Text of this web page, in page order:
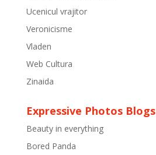
Ucenicul vrajitor
Veronicisme
Vladen
Web Cultura
Zinaida
Expressive Photos Blogs
Beauty in everything
Bored Panda